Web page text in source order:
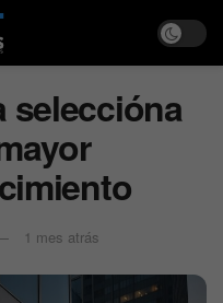
seleccióna
1 mes atrás